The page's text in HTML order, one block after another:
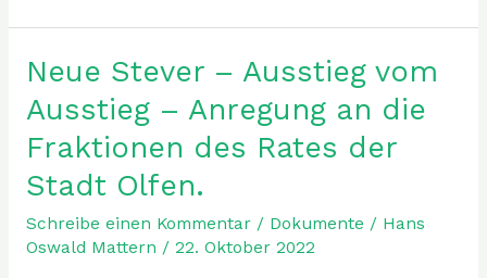
Neue Stever – Ausstieg vom
Ausstieg – Anregung an die
Fraktionen des Rates der
Stadt Olfen.
Schreibe einen Kommentar / Dokumente / Hans
Oswald Mattern / 22. Oktober 2022
Neue
–
Ausstieg
Ausstieg
–
Anregung